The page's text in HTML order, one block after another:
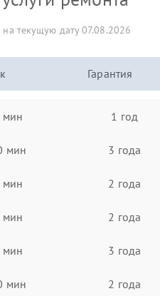
текущую дату 07.08.2026
Гарантия
мин 1 год
мин 3 года
мин 2 года
мин 2 года
мин 3 года
мин 2 года